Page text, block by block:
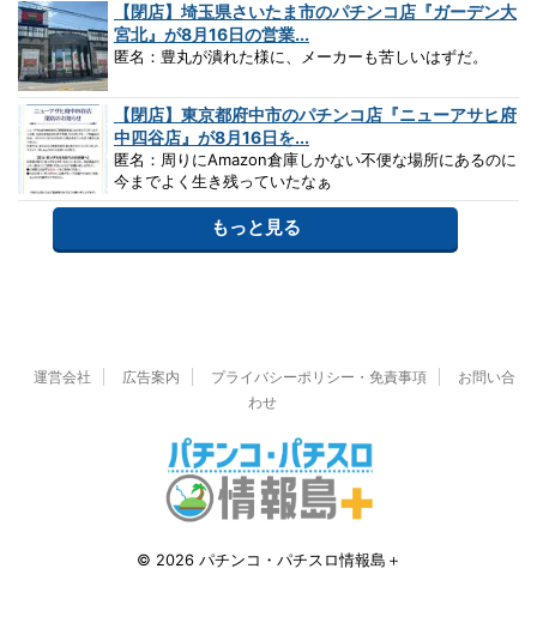
【閉店】埼玉県さいたま市のパチンコ店『ガーデン大
宮北』が8月16日の営業...
匿名：豊丸が潰れた様に、メーカーも苦しいはずだ。
【閉店】東京都府中市のパチンコ店『ニューアサヒ府
中四谷店』が8月16日を...
匿名：周りにAmazon倉庫しかない不便な場所にあるのに
今までよく生き残っていたなぁ
もっと見る
運営会社 広告案内 プライバシーポリシー・免責事項
お問い合
わせ
© 2026 パチンコ・パチスロ情報島＋